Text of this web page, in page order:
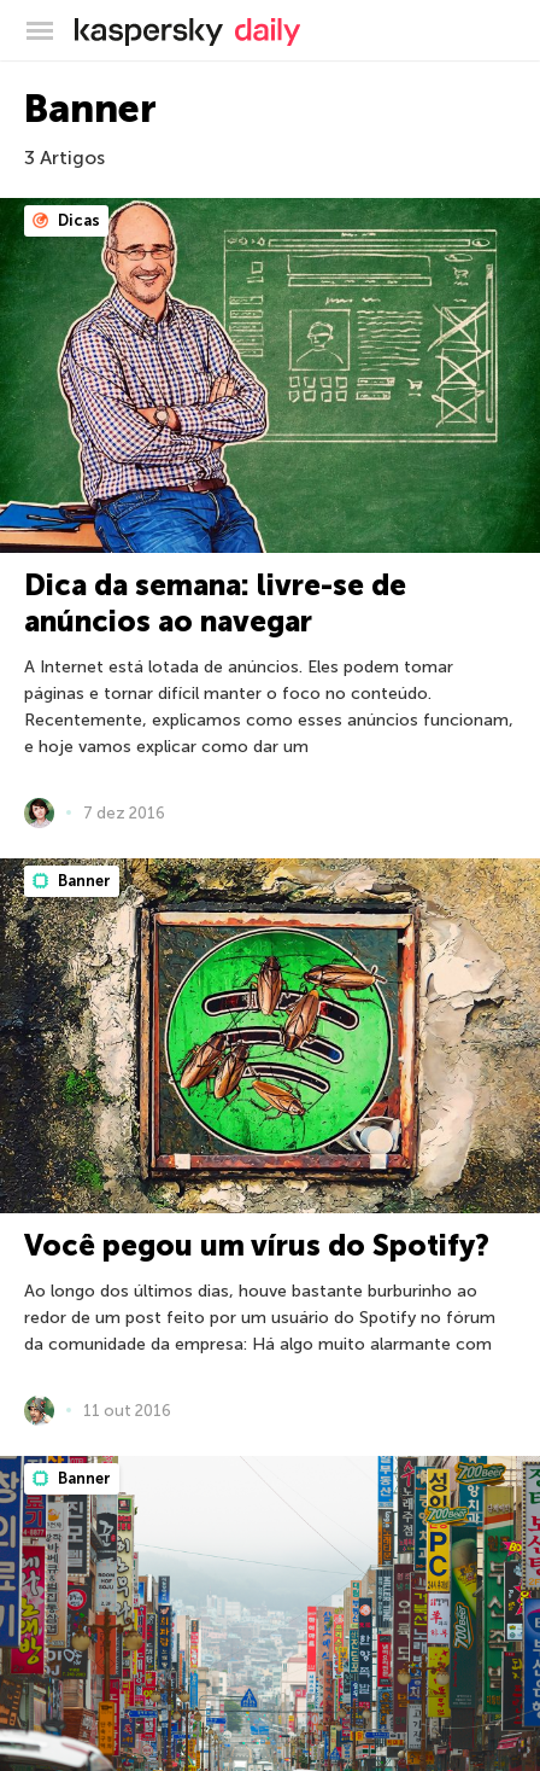
Blog oficial da Kaspersky
Banner
3 Artigos
Dicas
Dica da semana: livre-se de
anúncios ao navegar
A Internet está lotada de anúncios. Eles podem tomar
páginas e tornar difícil manter o foco no conteúdo.
Recentemente, explicamos como esses anúncios funcionam,
e hoje vamos explicar como dar um
7 dez 2016
Banner
Você pegou um vírus do Spotify?
Ao longo dos últimos dias, houve bastante burburinho ao
redor de um post feito por um usuário do Spotify no fórum
da comunidade da empresa: Há algo muito alarmante com
11 out 2016
Banner